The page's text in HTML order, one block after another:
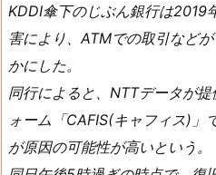
KDDI傘下のじぶん銀行は2019
害により、ATMでの取引など
かにした。
同行によると、NTTデータが
ォーム「CAFIS(キャフィス)」
が原因の可能性が高いという。